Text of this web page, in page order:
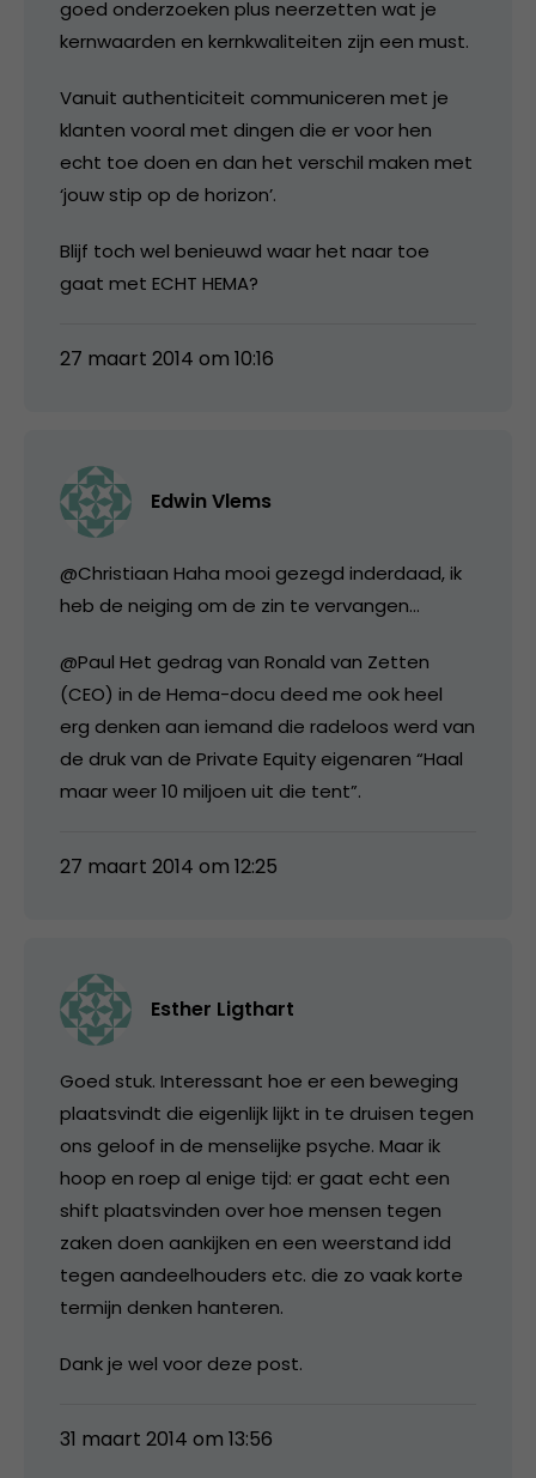
goed onderzoeken plus neerzetten wat je
kernwaarden en kernkwaliteiten zijn een must.
Vanuit authenticiteit communiceren met je
klanten vooral met dingen die er voor hen
echt toe doen en dan het verschil maken met
‘jouw stip op de horizon’.
Blijf toch wel benieuwd waar het naar toe
gaat met ECHT HEMA?
27 maart 2014 om 10:16
Edwin Vlems
@Christiaan Haha mooi gezegd inderdaad, ik
heb de neiging om de zin te vervangen…
@Paul Het gedrag van Ronald van Zetten
(CEO) in de Hema-docu deed me ook heel
erg denken aan iemand die radeloos werd van
de druk van de Private Equity eigenaren “Haal
maar weer 10 miljoen uit die tent”.
27 maart 2014 om 12:25
Esther Ligthart
Goed stuk. Interessant hoe er een beweging
plaatsvindt die eigenlijk lijkt in te druisen tegen
ons geloof in de menselijke psyche. Maar ik
hoop en roep al enige tijd: er gaat echt een
shift plaatsvinden over hoe mensen tegen
zaken doen aankijken en een weerstand idd
tegen aandeelhouders etc. die zo vaak korte
termijn denken hanteren.
Dank je wel voor deze post.
31 maart 2014 om 13:56